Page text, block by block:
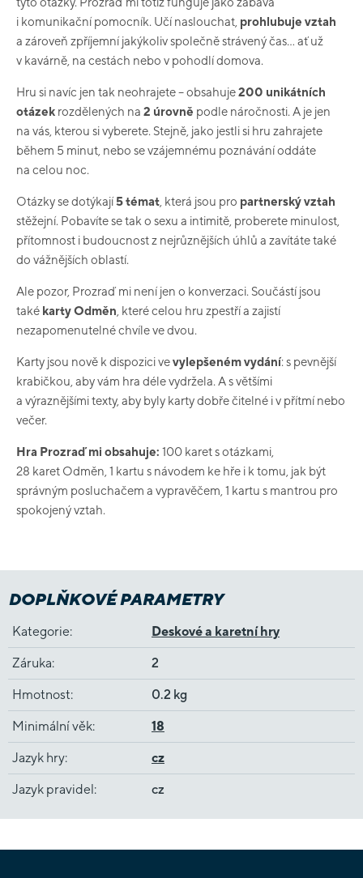
i komunikační pomocník. Učí naslouchat, prohlubuje vztah
a zároveň zpříjemní jakýkoliv společně strávený čas… ať už
v kavárně, na cestách nebo v pohodlí domova.
Hru si navíc jen tak neohrajete – obsahuje200 unikátních
otázek rozdělených na 2 úrovně podle náročnosti. A je jen
na vás, kterou si vyberete. Stejně, jako jestli si hru zahrajete
během 5 minut, nebo se vzájemnému poznávání oddáte
na celou noc.
Otázky se dotýkají5 témat , která jsou pro partnerský vztah
stěžejní. Pobavíte se tak o sexu a intimitě, proberete minulost,
přítomnost i budoucnost z nejrůznějších úhlů a zavítáte také
do vážnějších oblastí.
Ale pozor, Prozraď mi není jen o konverzaci. Součástí jsou
také karty Odměn , které celou hru zpestří a zajistí
nezapomenutelné chvíle ve dvou.
Karty jsou nově k dispozici vevylepšeném vydání: s pevnější
krabičkou, aby vám hra déle vydržela. A s většími
a výraznějšími texty, aby byly karty dobře čitelné i v přítmí nebo
večer.
Hra Prozraď mi obsahuje: 100 karet s otázkami,
28 karet Odměn, 1 kartu s návodem ke hře i k tomu, jak být
správným posluchačem a vypravěčem, 1 kartu s mantrou pro
spokojený vztah.
DOPLŇKOVÉ PARAMETRY
Kategorie: Deskové a karetní hry
Záruka: 2
Hmotnost: 0.2 kg
Minimální věk: 18
Jazyk hry: cz
Jazyk pravidel: cz